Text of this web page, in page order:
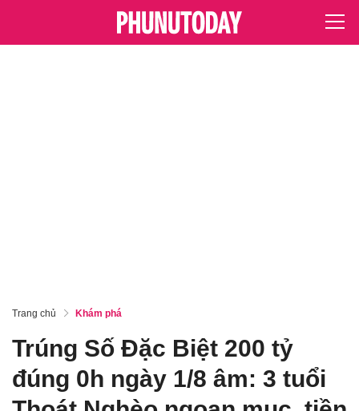
Trang chủ Khám phá
Trúng Số Đặc Biệt 200 tỷ
đúng 0h ngày 1/8 âm: 3 tuổi